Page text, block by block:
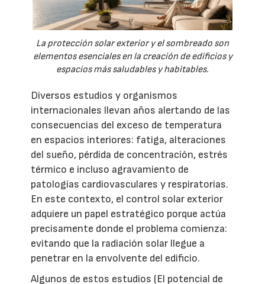
La protección solar exterior y el sombreado son
elementos esenciales en la creación de edificios y
espacios más saludables y habitables.
Diversos estudios y organismos
internacionales llevan años alertando de las
consecuencias del exceso de temperatura
en espacios interiores: fatiga, alteraciones
del sueño, pérdida de concentración, estrés
térmico e incluso agravamiento de
patologías cardiovasculares y respiratorias.
En este contexto, el control solar exterior
adquiere un papel estratégico porque actúa
precisamente donde el problema comienza:
evitando que la radiación solar llegue a
penetrar en la envolvente del edificio.
Algunos de estos estudios (El potencial de